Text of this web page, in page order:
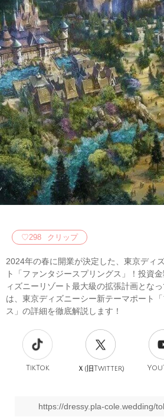
♡298 クリップ
2024年の春に開業が決定した、東京ディ
ト「ファンタジースプリングス」！投資
ィズニーリゾート最大級の拡張計画とな
は、東京ディズニーシー新テーマポート
ス」の詳細を徹底解説します！
TikTok Ｘ(旧Twitter)
https://dressy.pla-cole.wedding/